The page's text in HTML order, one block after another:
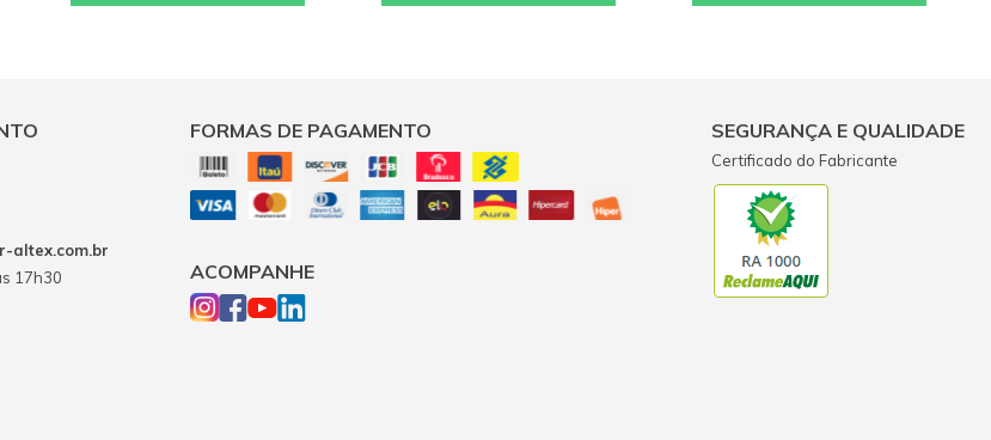
altex.com.br
17h30
FORMAS DE PAGAMENTO
ACOMPANHE
SEGURANÇA E QUALIDADE
Certificado do Fabricante